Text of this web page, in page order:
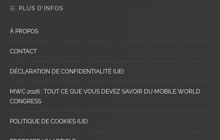
PLUS D’INFOS
À PROPOS
CONTACT
DÉCLARATION DE CONFIDENTIALITÉ (UE)
MWC 2026 : TOUT CE QUE VOUS DEVEZ SAVOIR DU MOBILE WORLD
CONGRESS
POLITIQUE DE COOKIES (UE)